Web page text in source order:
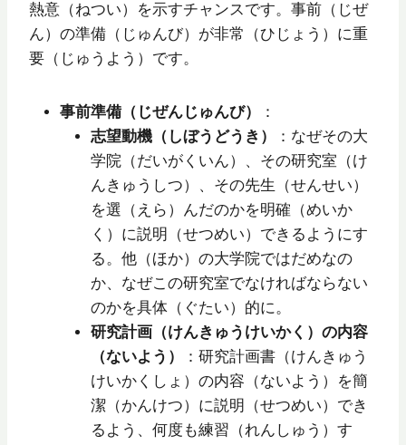
熱意（ねつい）を示すチャンスです。事前（じぜ
ん）の準備（じゅんび）が非常（ひじょう）に重
要（じゅうよう）です。
事前準備（じぜんじゅんび）
：
志望動機（しぼうどうき）
：なぜその大
学院（だいがくいん）、その研究室（け
んきゅうしつ）、その先生（せんせい）
を選（えら）んだのかを明確（めいか
く）に説明（せつめい）できるようにす
る。他（ほか）の大学院ではだめなの
か、なぜこの研究室でなければならない
のかを具体（ぐたい）的に。
研究計画（けんきゅうけいかく）の内容
（ないよう）
：研究計画書（けんきゅう
けいかくしょ）の内容（ないよう）を簡
潔（かんけつ）に説明（せつめい）でき
るよう、何度も練習（れんしゅう）す